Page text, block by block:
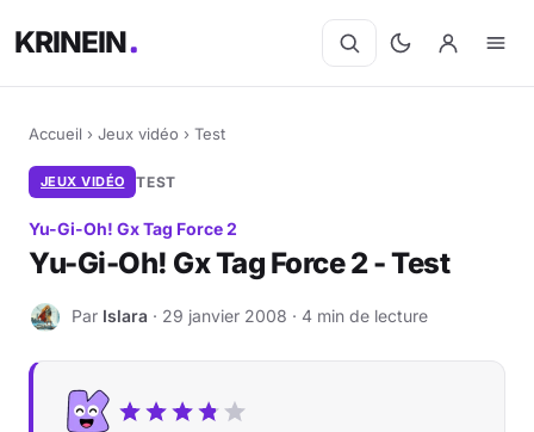
KRINEIN
Accueil › Jeux vidéo › Test
JEUX VIDÉO TEST
Yu-Gi-Oh! Gx Tag Force 2
Yu-Gi-Oh! Gx Tag Force 2 - Test
I Par Islara · 29 janvier 2008 · 4 min de lecture